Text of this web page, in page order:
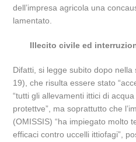
dell’impresa agricola una
lamentato.
Illecito civile ed
Difatti, si legge subito dopo nella
19), che risulta essere stato
“tutti gli allevamenti ittici di
protettve”, ma soprattutto che
(OMISSIS) “ha impiegato molto
efficaci contro uccelli ittiofagi”,